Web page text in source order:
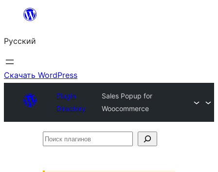
Перейти
содержимому
Русский
Скачать WordPress
Plugin
Directory
Sales Popup for
Woocommerce
Поиск